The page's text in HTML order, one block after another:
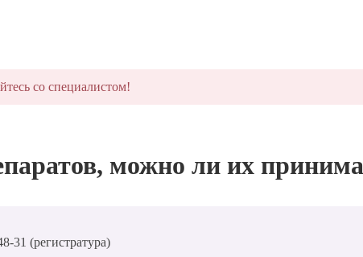
со специалистом!
можно ли их
31 (регистратура)